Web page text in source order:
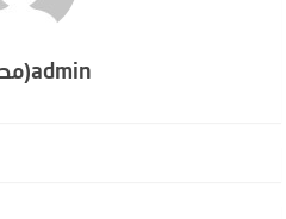
admin(مطلوب)